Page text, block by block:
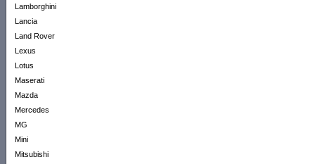
Lamborghini
Lancia
Land Rover
Lexus
Lotus
Maserati
Mazda
Mercedes
MG
Mini
Mitsubishi